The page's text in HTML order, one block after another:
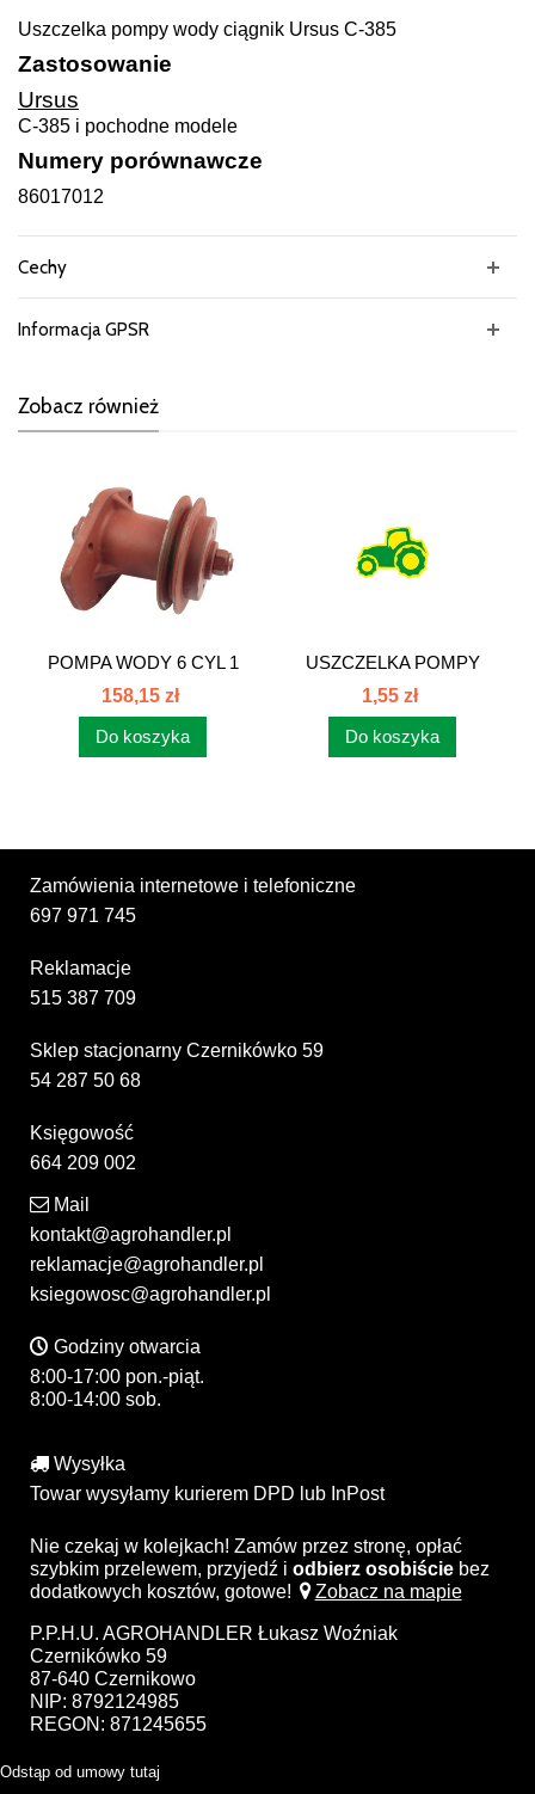
Uszczelka pompy wody ciągnik Ursus C-385
Zastosowanie
Ursus
C-385 i pochodne modele
Numery porównawcze
86017012
Cechy
Informacja GPSR
Zobacz również
POMPA WODY 6 CYL 1
PASEK WYSOKA...
158,15 zł
Do koszyka
USZCZELKA POMPY
WODY C-385 86017011
1,55 zł
Do koszyka
Zamówienia internetowe i telefoniczne
697 971 745
Reklamacje
515 387 709
Sklep stacjonarny Czernikówko 59
54 287 50 68
Księgowość
664 209 002
Mail
kontakt@agrohandler.pl
reklamacje@agrohandler.pl
ksiegowosc@agrohandler.pl
Godziny otwarcia
8:00-17:00 pon.-piąt.
8:00-14:00 sob.
Wysyłka
Towar wysyłamy kurierem DPD lub InPost
Nie czekaj w kolejkach! Zamów przez stronę, opłać
szybkim przelewem, przyjedź i odbierz osobiście bez
dodatkowych kosztów, gotowe!
Zobacz na mapie
P.P.H.U. AGROHANDLER Łukasz Woźniak
Czernikówko 59
87-640 Czernikowo
NIP: 8792124985
REGON: 871245655
Odstąp od umowy tutaj